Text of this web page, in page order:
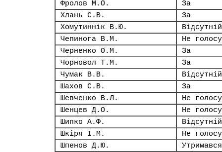
Фролов М.О.
За
Хлань С.В.
За
Хомутиннік В.Ю.
Відсутній
Чепинога В.М.
Не
Черненко О.М.
За
Чорновол Т.М.
За
Чумак В.В.
Відсутній
Шахов С.В.
За
Шевченко В.Л.
Не
Шенцев Д.О.
Не
Шипко А.Ф.
Відсутній
Шкіря І.М.
Не
Шпенов Д.Ю.
Утримався